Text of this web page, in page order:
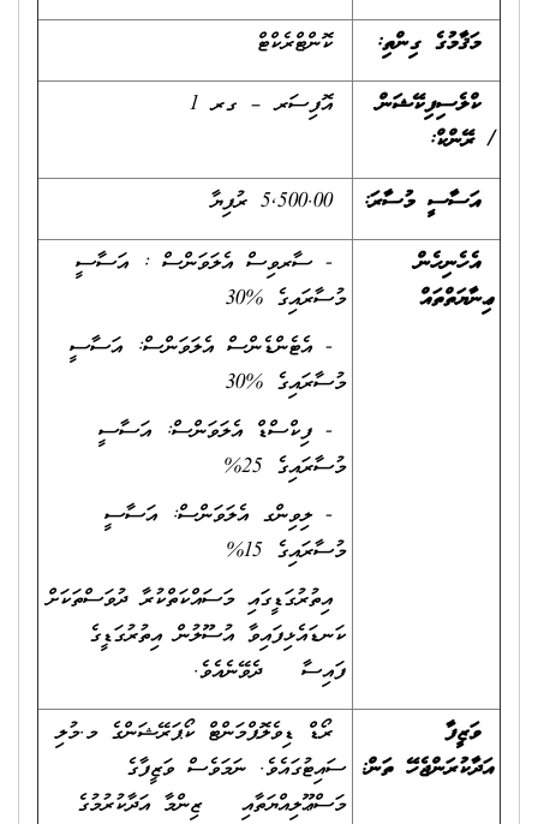
މަޤާމުގެ ގިންތި:
ކޮންޓްރެކްޓް
ކްލެސިފިކޭޝަން
/ރޭންކް:
އޮފިސަރ – ގރ 1
އަސާސީ މުސާރަ:
5,500.00 ރުފިޔާ
އެހެނިހެން
ޢިނާޔަތްތައް
- ސާރވިސް އެލަވަންސް : އަސާސީ
މުސާރައިގެ %30
- އެޓެންޑެންސް އެލަވަންސް: އަސާސީ
މުސާރައިގެ %30
- ފިކްސްޑް އެލަވަންސް: އަސާސީ
މުސާރައިގެ 25%
- ލިވިންގ އެލަވަންސް: އަސާސީ
މުސާރައިގެ 15%
އިތުރުގަޑީގައި މަސައްކަތްކުރާ ދުވަސްތަކަށް
ކަނޑައެޅިފައިވާ އުސޫލުން އިތުރުގަޑީގެ
ފައިސާ ދެވޭނެއެވެ.
ވަޒީފާ
އަދާކުރަންޖެހޭ ތަން:
ރޯޑް ޑިވެލޮޕްމަންޓް ކޯޕަރޭޝަންގެ މ.މުލި
ސައިޓުގައެވެ. ނަމަވެސް ވަޒީފާގެ
މަސްޢޫލިއްޔަތާއި ޒިންމާ އަދާކުރުމުގެ